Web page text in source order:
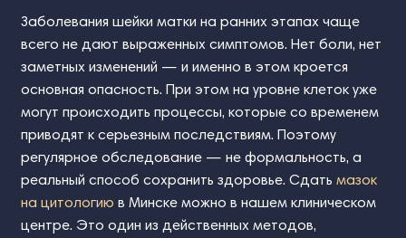
Заболевания шейки матки на ранних этапах чаще
всего не дают выраженных симптомов. Нет боли, нет
заметных изменений — и именно в этом кроется
основная опасность. При этом на уровне клеток уже
могут происходить процессы, которые со временем
приводят к серьезным последствиям. Поэтому
регулярное обследование — не формальность, а
реальный способ сохранить здоровье. Сдатьмазок
на цитологию в Минске можно в нашем клиническом
центре. Это один из действенных методов,